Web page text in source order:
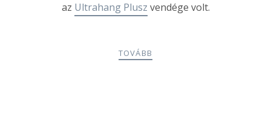
az Ultrahang Plusz vendége volt.
TOVÁBB